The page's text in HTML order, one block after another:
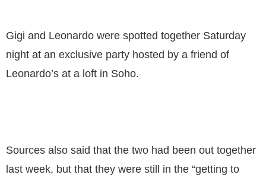
Gigi and Leonardo were spotted together Saturday
night at an exclusive party hosted by a friend of
Leonardo’s at a loft in Soho.
Sources also said that the two had been out together
last week, but that they were still in the “getting to